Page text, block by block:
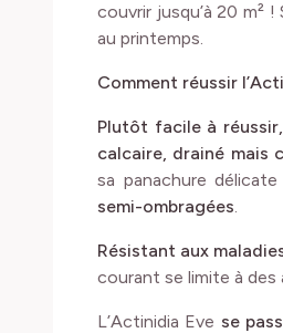
au printemps.
calcaire, drainé mais
sa panachure
semi-ombragées.
courant se limite à des
simplement ses